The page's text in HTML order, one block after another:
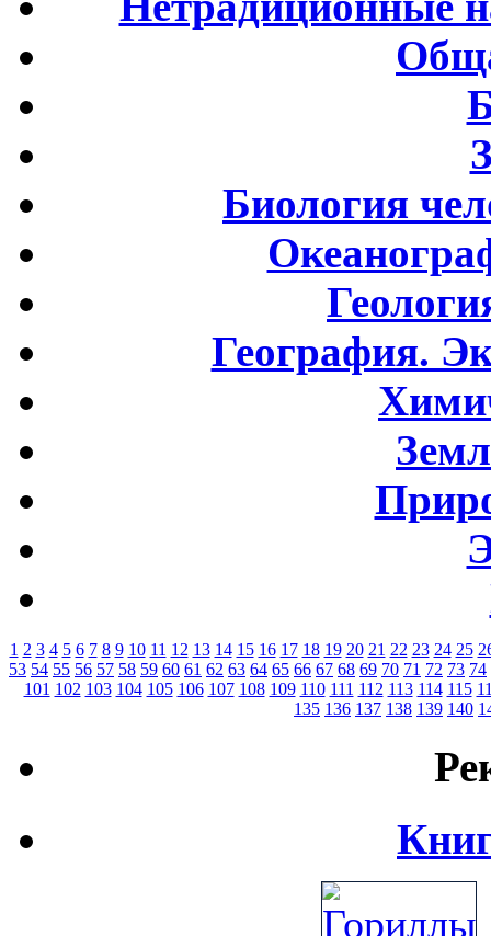
Биология
География.
1 2 3 4 5 6 7 8 9 10 11 12 13 14 15 16 17 18 19 20 21 22 23 24 25
53 54 55 56 57 58 59 60 61 62 63 64 65 66 67 68 69 70 71 72 73 74
101 102 103 104 105 106 107 108 109 110 111 112 113 114 115
135 136 137 138 139 140